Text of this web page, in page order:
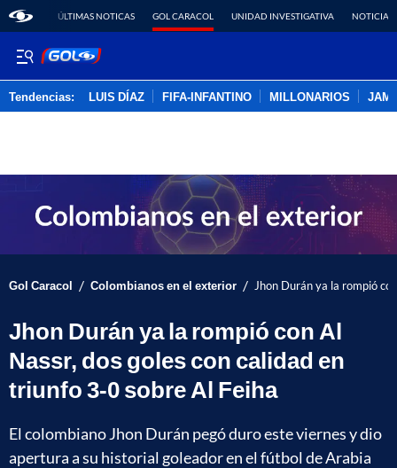
ÚLTIMAS NOTICAS GOL CARACOL UNIDAD INVESTIGATIVA NOTICIAS
Tendencias: LUIS DÍAZ FIFA-INFANTINO MILLONARIOS
Gol Caracol / Colombianos en el exterior / Jhon Durán ya la rompió
Jhon Durán ya la rompió con Al
Nassr, dos goles con calidad en
triunfo 3-0 sobre Al Feiha
El colombiano Jhon Durán pegó duro este viernes y dio
apertura a su historial goleador en el fútbol de Arabia